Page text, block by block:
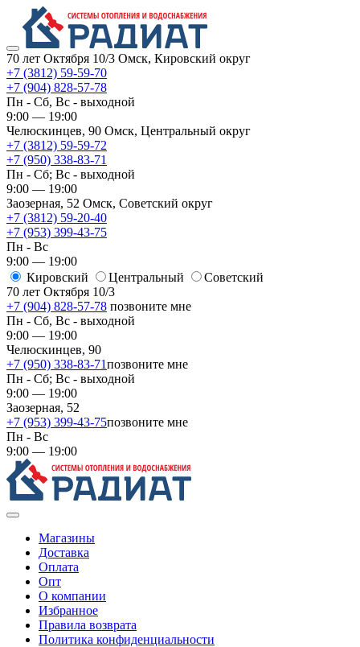
70 лет Октября 10/3 Омск, Кировский округ
+7 (3812) 59-59-70
+7 (904) 828-57-78
Пн - Сб, Вс - выходной
9:00 — 19:00
Челюскинцев, 90 Омск, ​Центральный округ
+7 (3812) 59-59-72
+7 (950) 338-83-71
Пн - Сб; Вс - выходной
9:00 — 19:00
Заозерная, 52 Омск, ​Советский округ
+7 (3812) 59-20-40
+7 (953) 399-43-75
Пн - Вс
9:00 — 19:00
Кировский
​Центральный
​Советский
70 лет Октября 10/3
+7 (904) 828-57-78 позвоните мне
Пн - Сб, Вс - выходной
9:00 — 19:00
Челюскинцев, 90
+7 (950) 338-83-71позвоните мне
Пн - Сб; Вс - выходной
9:00 — 19:00
Заозерная, 52
+7 (953) 399-43-75позвоните мне
Пн - Вс
9:00 — 19:00
Магазины
Доставка
Оплата
Опт
О компании
Избранное
Правила возврата
Политика конфиденциальности